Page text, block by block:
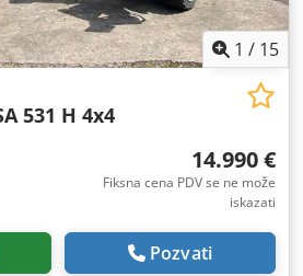
1 / 15
531 H 4x4
14.990 €
Fiksna cena PDV se ne može
iskazati
Pozvati